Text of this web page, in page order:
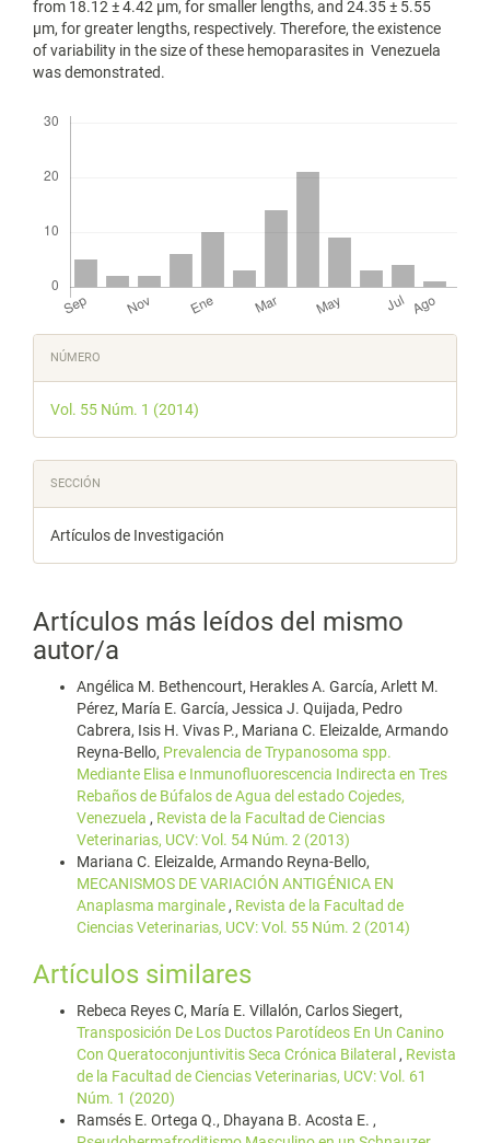
from 18.12 ± 4.42 μm, for smaller lengths, and 24.35 ± 5.55
μm, for greater lengths, respectively. Therefore, the existence
of variability in the size of these hemoparasites in Venezuela
was demonstrated.
Detalles
del
artículo
NÚMERO
Vol. 55 Núm. 1 (2014)
SECCIÓN
Artículos de Investigación
Artículos más leídos del mismo
autor/a
Angélica M. Bethencourt, Herakles A. García, Arlett M.
Pérez, María E. García, Jessica J. Quijada, Pedro
Cabrera, Isis H. Vivas P., Mariana C. Eleizalde, Armando
Reyna-Bello, Prevalencia de Trypanosoma spp.
Mediante Elisa e Inmunofluorescencia Indirecta en Tres
Rebaños de Búfalos de Agua del estado Cojedes,
Venezuela , Revista de la Facultad de Ciencias
Veterinarias, UCV: Vol. 54 Núm. 2 (2013)
Mariana C. Eleizalde, Armando Reyna-Bello,
MECANISMOS DE VARIACIÓN ANTIGÉNICA EN
Anaplasma marginale , Revista de la Facultad de
Ciencias Veterinarias, UCV: Vol. 55 Núm. 2 (2014)
Artículos similares
Rebeca Reyes C, María E. Villalón, Carlos Siegert,
Transposición De Los Ductos Parotídeos En Un Canino
Con Queratoconjuntivitis Seca Crónica Bilateral , Revista
de la Facultad de Ciencias Veterinarias, UCV: Vol. 61
Núm. 1 (2020)
Ramsés E. Ortega Q., Dhayana B. Acosta E. ,